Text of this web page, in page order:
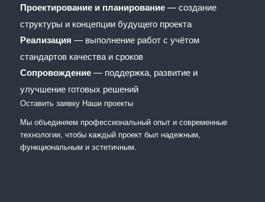
Проектирование и планирование— создание
структуры и концепции будущего проекта
Реализация — выполнение работ с учётом
стандартов качества и сроков
Сопровождение— поддержка, развитие и
улучшение готовых решений
Оставить заявку Наши проекты
Мы объединяем профессиональный опыт и современные
технологии, чтобы каждый проект был надежным,
функциональным и эстетичным.